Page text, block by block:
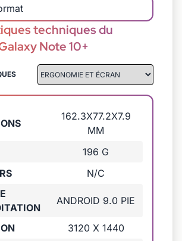
techniques du
Note 10+
162.3X77.2X7.9
MM
196 G
N/C
ANDROID 9.0 PIE
3120 X 1440